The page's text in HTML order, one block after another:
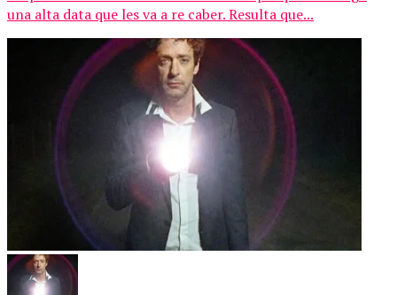
una alta data que les va a re caber. Resulta que...